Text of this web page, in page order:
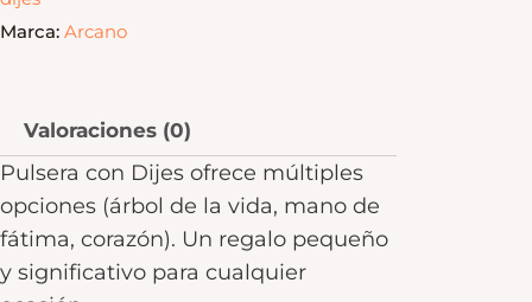
Marca: Arcano
Valoraciones (0)
Pulsera con Dijes ofrece múltiples
opciones (árbol de la vida, mano de
fátima, corazón). Un regalo pequeño
y significativo para cualquier